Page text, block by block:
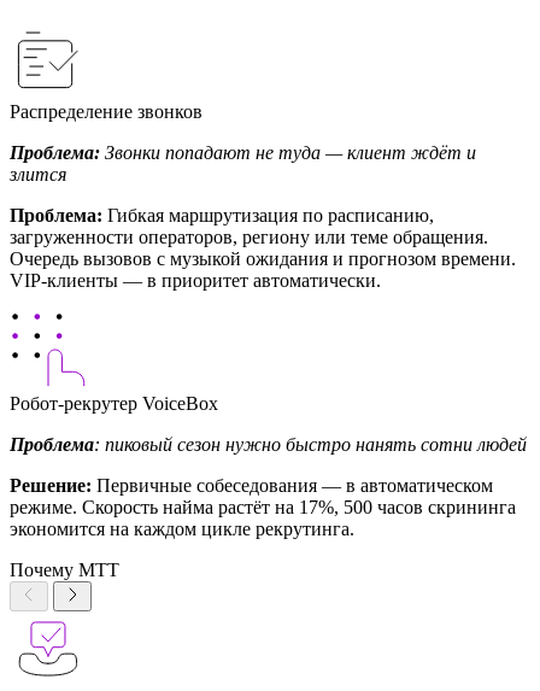
Распределение звонков
Проблема: Звонки попадают не туда — клиент ждёт и
злится
Проблема: Гибкая маршрутизация по расписанию,
загруженности операторов, региону или теме обращения.
Очередь вызовов с музыкой ожидания и прогнозом времени.
VIP-клиенты — в приоритет автоматически.
Робот-рекрутер VoiceBox
Проблема: пиковый сезон нужно быстро нанять сотни людей
Решение: Первичные собеседования — в автоматическом
режиме. Скорость найма растёт на 17%, 500 часов скрининга
экономится на каждом цикле рекрутинга.
Почему МТТ